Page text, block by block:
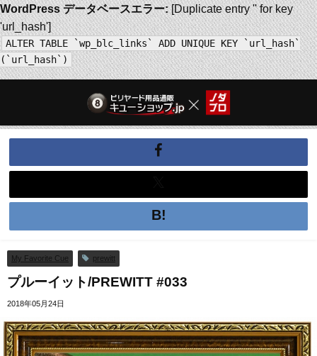
WordPress データベースエラー:[Duplicate entry '' for key
'url_hash']
ALTER TABLE `wp_blc_links` ADD UNIQUE KEY `url_hash`
(`url_hash`)
My Favorite Cue prewitt
プルーイット/PREWITT #033
2018年05月24日